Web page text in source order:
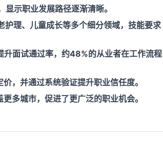
示职业发展路径逐渐清晰。
理、儿童成长等多个细分领域，技能要求
面试通过率，约48%的从业者在工作流程
，并通过系统验证提升职业信任度。
多城市，促进了更广泛的职业机会。